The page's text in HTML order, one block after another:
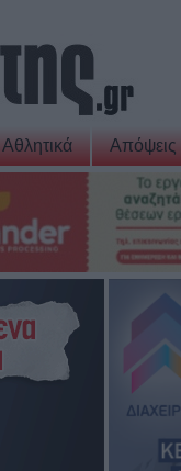
Αθλητικά Απόψεις